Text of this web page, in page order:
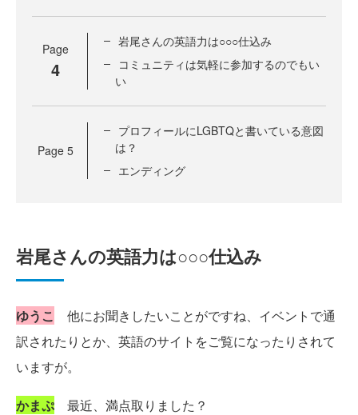
Page
4
岩尾さんの英語力は○○○仕込み
コミュニティは気軽に参加するのでもい
い
Page 5
プロフィールにLGBTQと書いている意図
は？
エンディング
岩尾さんの英語力は○○○仕込み
ゆうこ 他にお聞きしたいことがですね、イベントで通
訳されたりとか、英語のサイトをご覧になったりされて
いますが。
かまぷ最近、満点取りました？